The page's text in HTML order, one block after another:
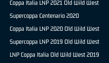
Coppa Italia LNP 2021 Old Wild West
Supercoppa Centenario 2020
Coppa Italia LNP 2020 Old Wild West
Supercoppa LNP 2019 Old Wild West
LNP Coppa Italia Old Wild West 2019